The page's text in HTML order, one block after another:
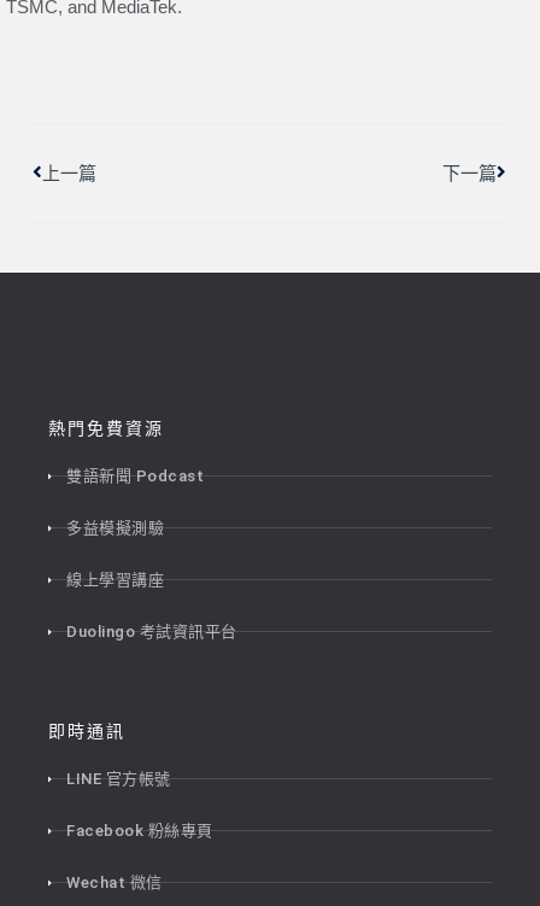
TSMC, and MediaTek.
上一篇 下一篇
熱門免費資源
雙語新聞 Podcast
多益模擬測驗
線上學習講座
Duolingo 考試資訊平台
即時通訊
LINE 官方帳號
Facebook 粉絲專頁
Wechat 微信